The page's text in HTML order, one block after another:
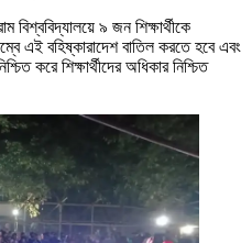
বিশ্ববিদ্যালয়ে ৯ জন শিক্ষার্থীকে
এই বহিষ্কারাদেশ বাতিল করতে হবে এবং
করে শিক্ষার্থীদের অধিকার নিশ্চিত